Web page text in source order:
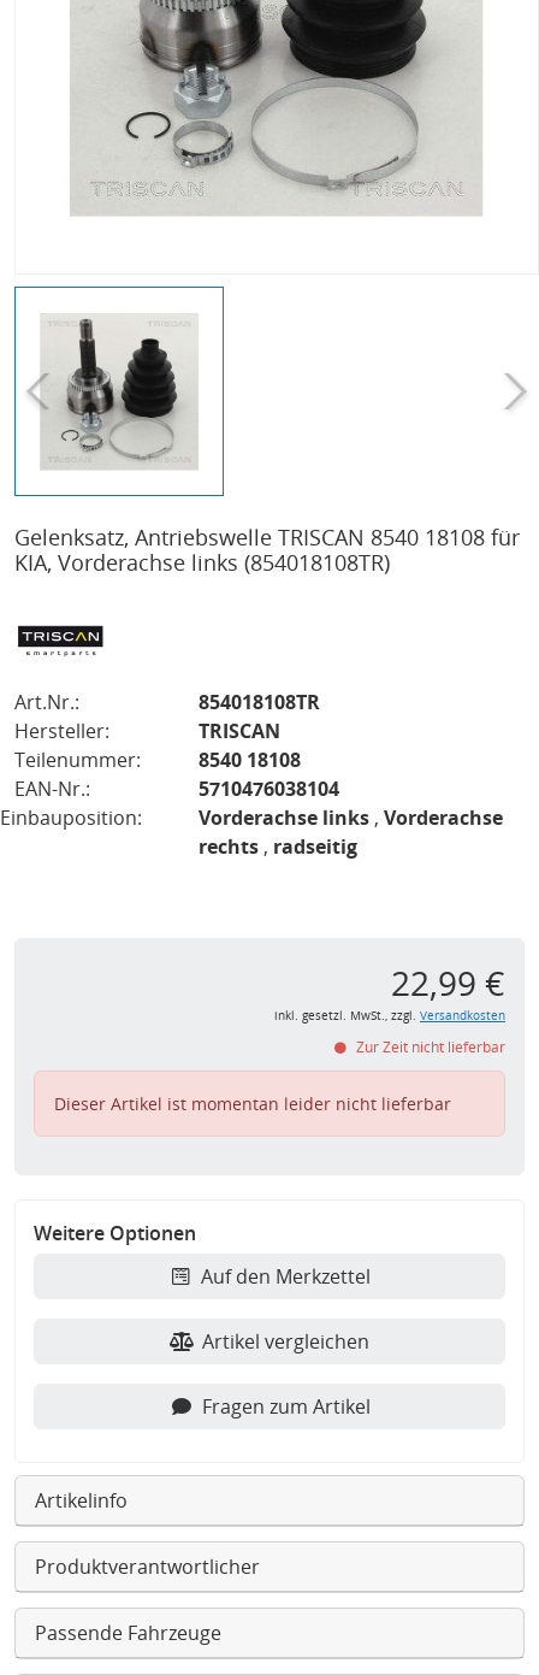
Gelenksatz, Antriebswelle TRISCAN 8540 18108 für
KIA, Vorderachse links (854018108TR)
Art.Nr.:
854018108TR
Hersteller:
TRISCAN
Teilenummer:
8540 18108
EAN-Nr.:
5710476038104
Einbauposition:
Vorderachse links ,Vorderachse
rechts , radseitig
22,99 €
inkl. gesetzl. MwSt., zzgl. Versandkosten
Zur Zeit nicht lieferbar
Dieser Artikel ist momentan leider nicht lieferbar
Weitere Optionen
Auf den Merkzettel
Artikel vergleichen
Fragen zum Artikel
Artikelinfo
Produktverantwortlicher
Passende Fahrzeuge